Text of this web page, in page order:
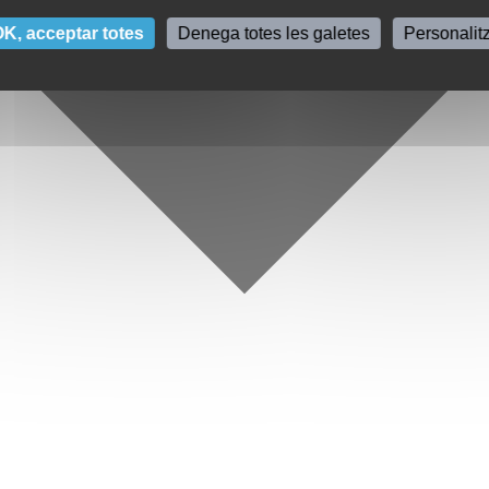
acceptar totes Denega totes les galetes